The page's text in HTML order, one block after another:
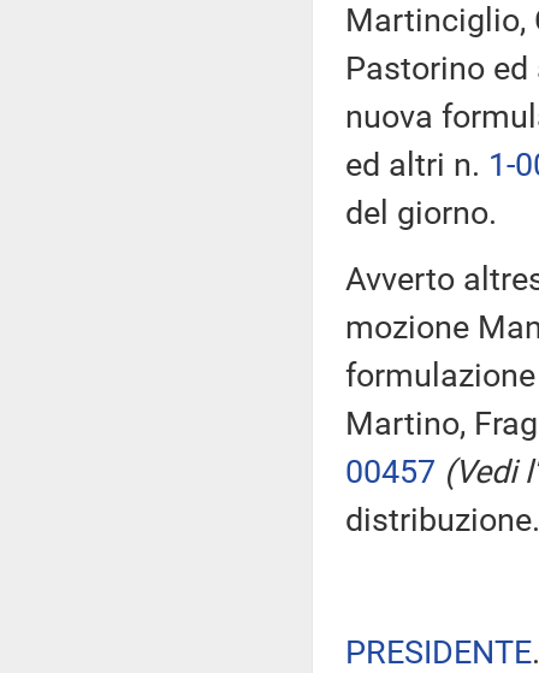
Martinciglio,
Pastorino
nuova
ed altri n. 1-
del giorno.
Avverto
mozione
Martino,
00457 (Vedi l'
distribuzione.
PRESIDENTE